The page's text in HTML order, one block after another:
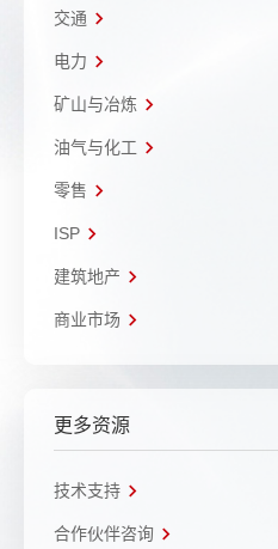
交通
电力
矿山与冶炼
油气与化工
零售
ISP
建筑地产
商业市场
更多资源
技术支持
合作伙伴咨询